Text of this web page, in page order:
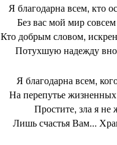
Я благодарна всем, кто
Без вас мой мир
Кто добрым словом,
Потухшую надежду
Я благодарна всем,
На перепутье
Простите, зла я не
Лишь счастья Вам...